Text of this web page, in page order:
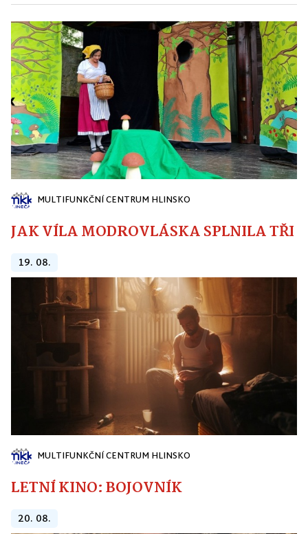
MULTIFUNKČNÍ CENTRUM HLINSKO
JAK VÍLA MODROVLÁSKA SPLNILA
19. 08.
MULTIFUNKČNÍ CENTRUM HLINSKO
LETNÍ KINO: BOJOVNÍK
20. 08.